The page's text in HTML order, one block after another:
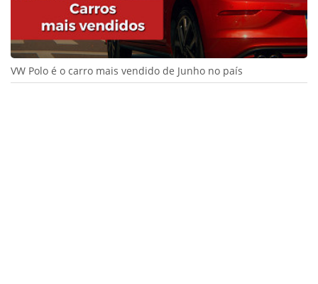
VW Polo é o carro mais vendido de Junho no país